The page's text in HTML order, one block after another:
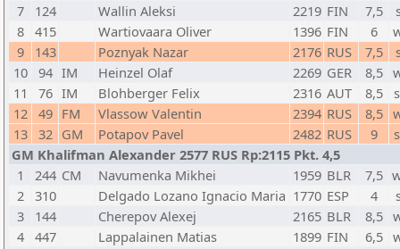
7
124 Wallin Aleksi 2219 FIN 7,5
8 415 Wartiovaara Oliver 1396 FIN 6
9
143 Poznyak Nazar 2176 RUS 7,5
10 94 IM Heinzel Olaf 2269 GER 8,5
11
76 IM Blohberger Felix 2316 AUT 8,5
12 49 FM Vlassow Valentin 2394 RUS 8,5
13 32 GM Potapov Pavel 2482 RUS 9
GM Khalifman Alexander 2577 RUS Rp:2115 Pkt. 4,5
1
244 CM Navumenka Mikhei 1959 BLR 7,5
2 310 Delgado Lozano Ignacio Maria 1770 ESP 4
3
144 Cherepov Alexej 2165 BLR 8,5
4 447 Lappalainen Matias 1899 FIN 6,5